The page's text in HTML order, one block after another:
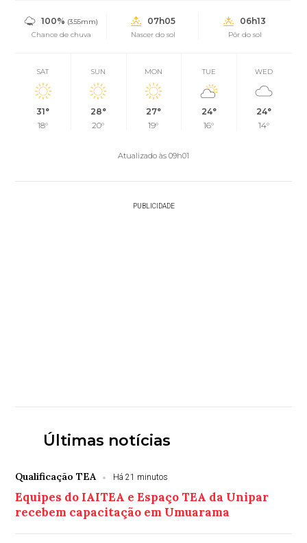
100% (3.55mm)
Chance de chuva
07h05
Nascer do sol
06h13
Pôr do sol
SAT
31°
18°
SUN
28°
20°
MON
27°
19°
TUE
24°
16°
WED
24°
14°
Atualizado às 09h01
PUBLICIDADE
Últimas notícias
Qualificação TEA Há 21 minutos
Equipes do IAITEA e Espaço TEA da Unipar
recebem capacitação em Umuarama